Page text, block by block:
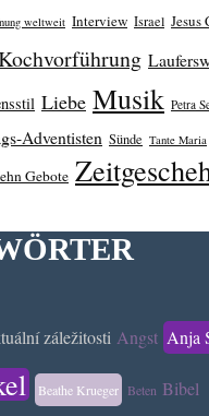
weltweit Interview Israel Jesus
Liebe Musik Petra
Adventisten Sünde Tante Maria
Gebote
záležitosti Angst Anja
Beathe Krueger Beten Bibel